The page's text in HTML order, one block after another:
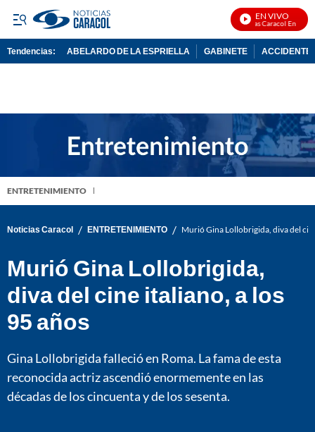
EN VIVO
Noticias Caracol En Vivo
Tendencias: ABELARDO DE LA ESPRIELLA GABINETE ACCIDENTE
ENTRETENIMIENTO
Noticias Caracol / ENTRETENIMIENTO / Murió Gina Lollobrigida, diva del
Murió Gina Lollobrigida,
diva del cine italiano, a los
95 años
Gina Lollobrigida falleció en Roma. La fama de esta
reconocida actriz ascendió enormemente en las
décadas de los cincuenta y de los sesenta.